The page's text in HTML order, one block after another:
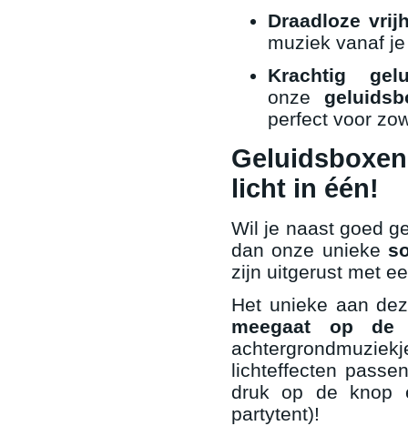
Draadloze
muziek vanaf
Krachtig
onze
perfect voor
licht in één!
Wil je naast goed
dan onze unieke
zijn uitgerust met
Het unieke aan
meegaat op
lichteffecten
druk op de knop
partytent)!